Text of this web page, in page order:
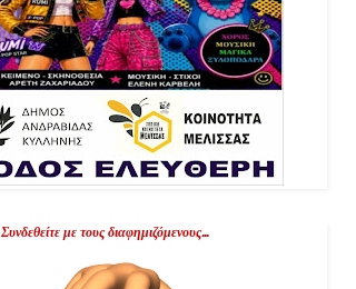
Συνδεθείτε με τους διαφημιζόμενους...